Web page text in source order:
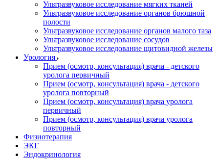
Ультразвуковое исследование мягких тканей
Ультразвуковое исследование органов брюшной
полости
Ультразвуковое исследование органов малого таза
Ультразвуковое исследование сосудов
Ультразвуковое исследование щитовидной железы
Урология
Прием (осмотр, консультация) врача - детского
уролога первичный
Прием (осмотр, консультация) врача - детского
уролога повторный
Прием (осмотр, консультация) врача уролога
первичный
Прием (осмотр, консультация) врача уролога
повторный
Физиотерапия
ЭКГ
Эндокринология